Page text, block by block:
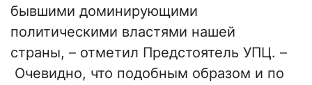
бывшими доминирующими
политическими властями нашей
страны, – отметил Предстоятель УПЦ. –
Очевидно, что подобным образом и по